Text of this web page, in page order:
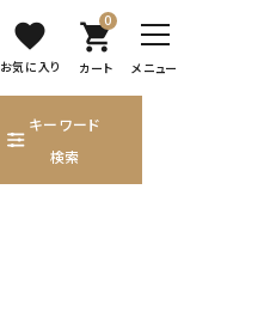
favorite
お気に入り
0
shopping_cart
カート メニュー
キーワード
検索